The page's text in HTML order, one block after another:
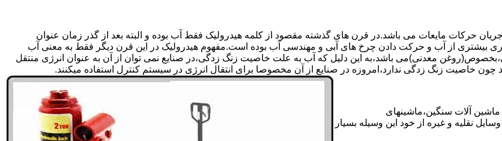
حرکات مایعات می باشد.در قرن های گذشته مقصود از کلمه هیدرولیک فقط آب بوده و البته بعد از گذر زمان عنوان
بیشتری از آب و حرکت دادن چرخ های آبی و مهندسی آب بوده است.مفهوم هیدرولیک در این قرن دیگر فقط به معنی آب
معدنی)می باشد،به این دلیل که آب به علت خاصیت زنگ زدگی،در صنایع نمی توان از آن به عنوان انرژی منتقل
خاصیت زنگ زدگی ندارد،امروزه در صنایع از آن مخصوصا برای انتقال انرژی در سیستم کنترل استفاده میکنند.
آلات سنگین،ماشینهای
نقلیه و غیره از خود این وسیله بسیار